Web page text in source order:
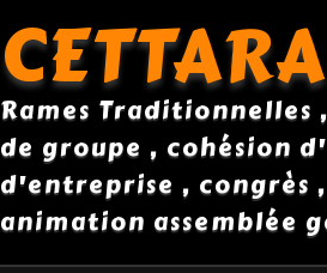
Rames
de groupe , cohésion
d'entreprise , congrès
animation assemblée